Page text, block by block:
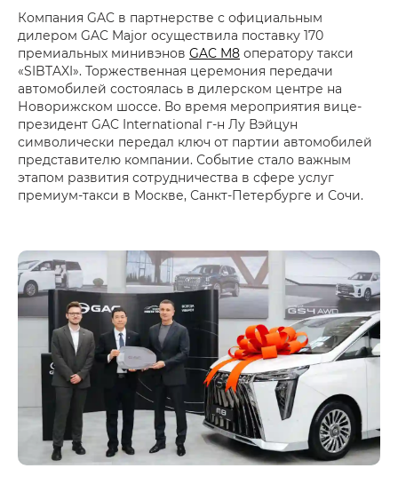
Компания GAC в партнерстве с официальным
дилером GAC Major осуществила поставку 170
премиальных минивэнов GAC M8 оператору такси
«SIBTAXI». Торжественная церемония передачи
автомобилей состоялась в дилерском центре на
Новорижском шоссе. Во время мероприятия вице-
президент GAC International г-н Лу Вэйцун
символически передал ключ от партии автомобилей
представителю компании. Событие стало важным
этапом развития сотрудничества в сфере услуг
премиум-такси в Москве, Санкт-Петербурге и Сочи.